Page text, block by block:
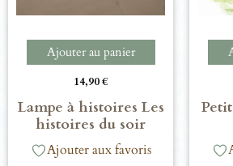
Ajouter au panier
14,90€
Lampe à histoires Les
histoires du soir
Ajouter aux favoris